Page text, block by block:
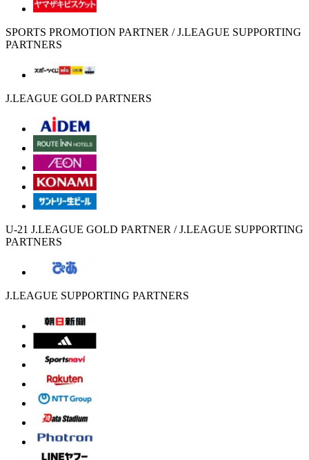
SPORTS PROMOTION PARTNER / J.LEAGUE SUPPORTING
PARTNERS
J.LEAGUE GOLD PARTNERS
U-21 J.LEAGUE GOLD PARTNER / J.LEAGUE SUPPORTING
PARTNERS
J.LEAGUE SUPPORTING PARTNERS